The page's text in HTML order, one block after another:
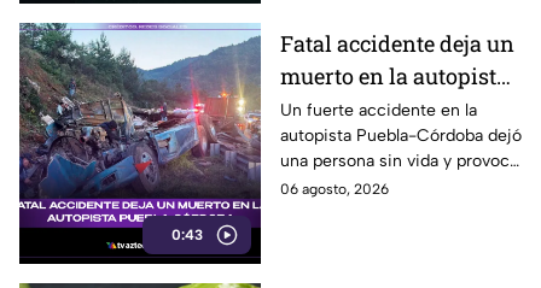
0:43
Fatal accidente deja un
muerto en la autopista
Puebla-Córdoba
Un fuerte accidente en la
autopista Puebla-Córdoba dejó
una persona sin vida y provocó
el cierre parcial de la
06 agosto, 2026